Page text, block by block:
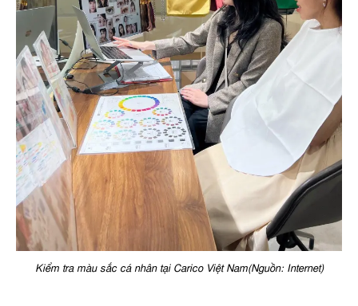
Kiểm tra màu sắc cá nhân tại Carico Việt Nam(Nguồn: Internet)